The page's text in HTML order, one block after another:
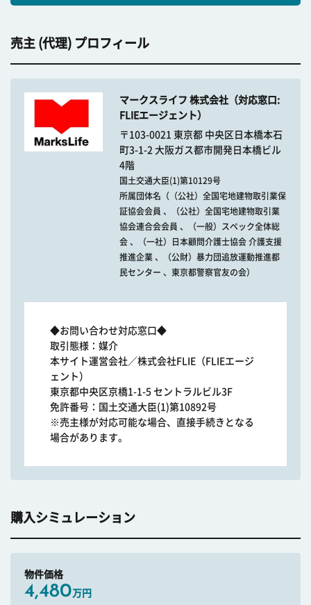
売主 (代理) プロフィール
マークスライフ 株式会社（対応窓口:
FLIEエージェント）
〒103-0021 東京都 中央区日本橋本石
町3-1-2 大阪ガス都市開発日本橋ビル
4階
国土交通大臣(1)第10129号
所属団体名（（公社）全国宅地建物取引業保
証協会会員 、（公社）全国宅地建物取引業
協会連合会会員 、（一般）スペック全体総
会 、（一社）日本顧問介護士協会 介護支援
推進企業 、（公財）暴力団追放運動推進都
民センター 、東京都警察官友の会）
◆お問い合わせ対応窓口◆
取引態様：媒介
本サイト運営会社／株式会社FLIE（FLIEエージ
ェント）
東京都中央区京橋1-1-5 セントラルビル3F
免許番号：国土交通大臣(1)第10892号
※売主様が対応可能な場合、直接手続きとなる
場合があります。
購入シミュレーション
物件価格
4,480万円